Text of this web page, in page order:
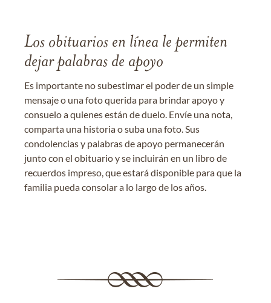
Los obituarios en línea le permiten
dejar palabras de apoyo
Es importante no subestimar el poder de un simple
mensaje o una foto querida para brindar apoyo y
consuelo a quienes están de duelo. Envíe una nota,
comparta una historia o suba una foto. Sus
condolencias y palabras de apoyo permanecerán
junto con el obituario y se incluirán en un libro de
recuerdos impreso, que estará disponible para que la
familia pueda consolar a lo largo de los años.